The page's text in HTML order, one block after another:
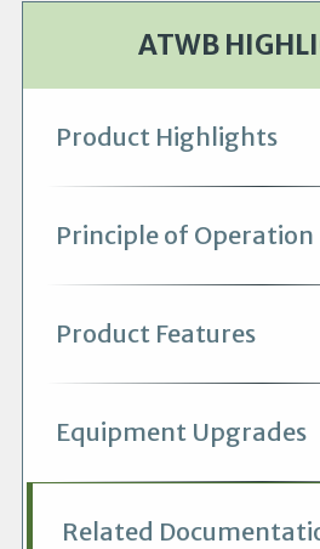
ATWB
Product Highlights
Principle of Operation
Product Features
Equipment Upgrades
Related